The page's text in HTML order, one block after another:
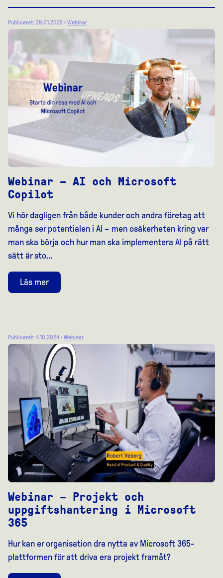
Publicerat: 29.01.2025 - Webinar
Webinar – AI och Microsoft
Copilot
Vi hör dagligen från både kunder och andra företag att
många ser potentialen i AI – men osäkerheten kring var
man ska börja och hur man ska implementera AI på rätt
sätt är sto...
Läs mer
Publicerat: 4.10.2024 - Webinar
Webinar – Projekt och
uppgiftshantering i Microsoft
365
Hur kan er organisation dra nytta av Microsoft 365-
plattformen för att driva era projekt framåt?